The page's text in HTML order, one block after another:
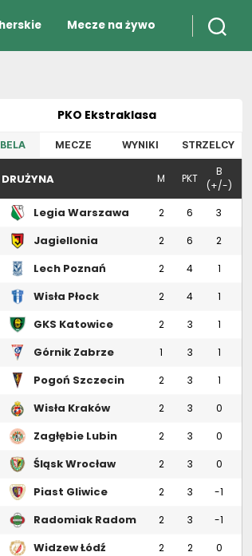
Mecze na żywo
PKO Ekstraklasa
MECZE WYNIKI STRZELCY
DRUŻYNA M PKT
B
(+/-)
Legia Warszawa 2 6 3
Jagiellonia
2 6 2
Lech Poznań 2 4 1
Wisła Płock 2 4 1
GKS Katowice 2 3 1
Górnik Zabrze 1 3 1
Pogoń Szczecin 2 3 1
Wisła Kraków 2 3 0
Zagłębie Lubin 2 3 0
Śląsk Wrocław 2 3 0
Piast Gliwice 2 3 -1
Radomiak Radom 2 3 -1
Widzew Łódź 2 2 0